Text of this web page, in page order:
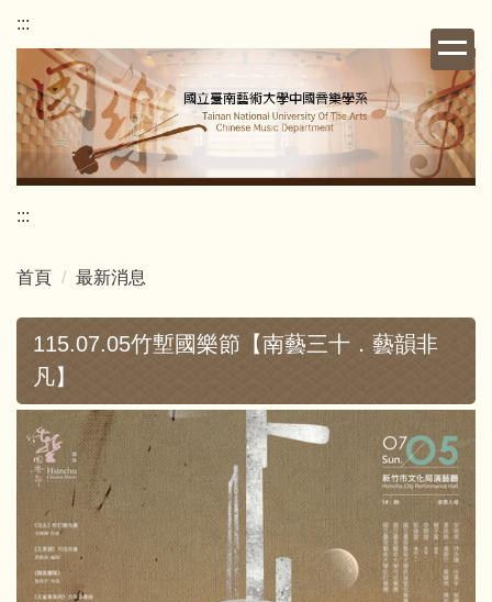
跳
主
要
內
容
區
:::
:::
首頁 最新消息
115.07.05竹塹國樂節【南藝三十．藝韻非
凡】